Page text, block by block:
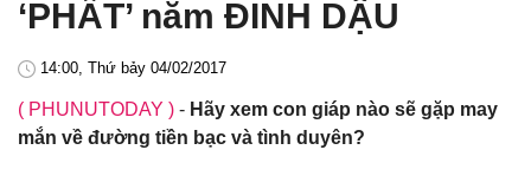
‘PHẤT’ năm ĐINH DẬU
14:00, Thứ bảy 04/02/2017
( PHUNUTODAY ) - Hãy xem con giáp nào sẽ gặp may
mắn về đường tiền bạc và tình duyên?